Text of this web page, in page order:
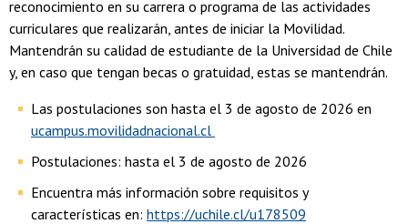
reconocimiento en su carrera o programa de las actividades
curriculares que realizarán, antes de iniciar la Movilidad.
Mantendrán su calidad de estudiante de la Universidad de Chile
y, en caso que tengan becas o gratuidad, estas se mantendrán.
Las postulaciones son hasta el 3 de agosto de 2026 en
ucampus.movilidadnacional.cl
Postulaciones: hasta el 3 de agosto de 2026
Encuentra más información sobre requisitos y
características en: https://uchile.cl/u178509